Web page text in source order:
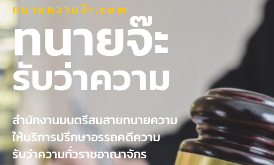
ทนายความจ๊ะ.com
ทนายจ๊ะ
รับว่าความ
สำนักงานมนตรีสมสายทนายความ
ให้บริการปรึกษาอรรถคดีความ
รับว่าความทั่วราชอาณาจักร